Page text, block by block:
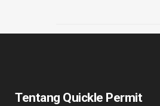
Tentang Quickle Permit